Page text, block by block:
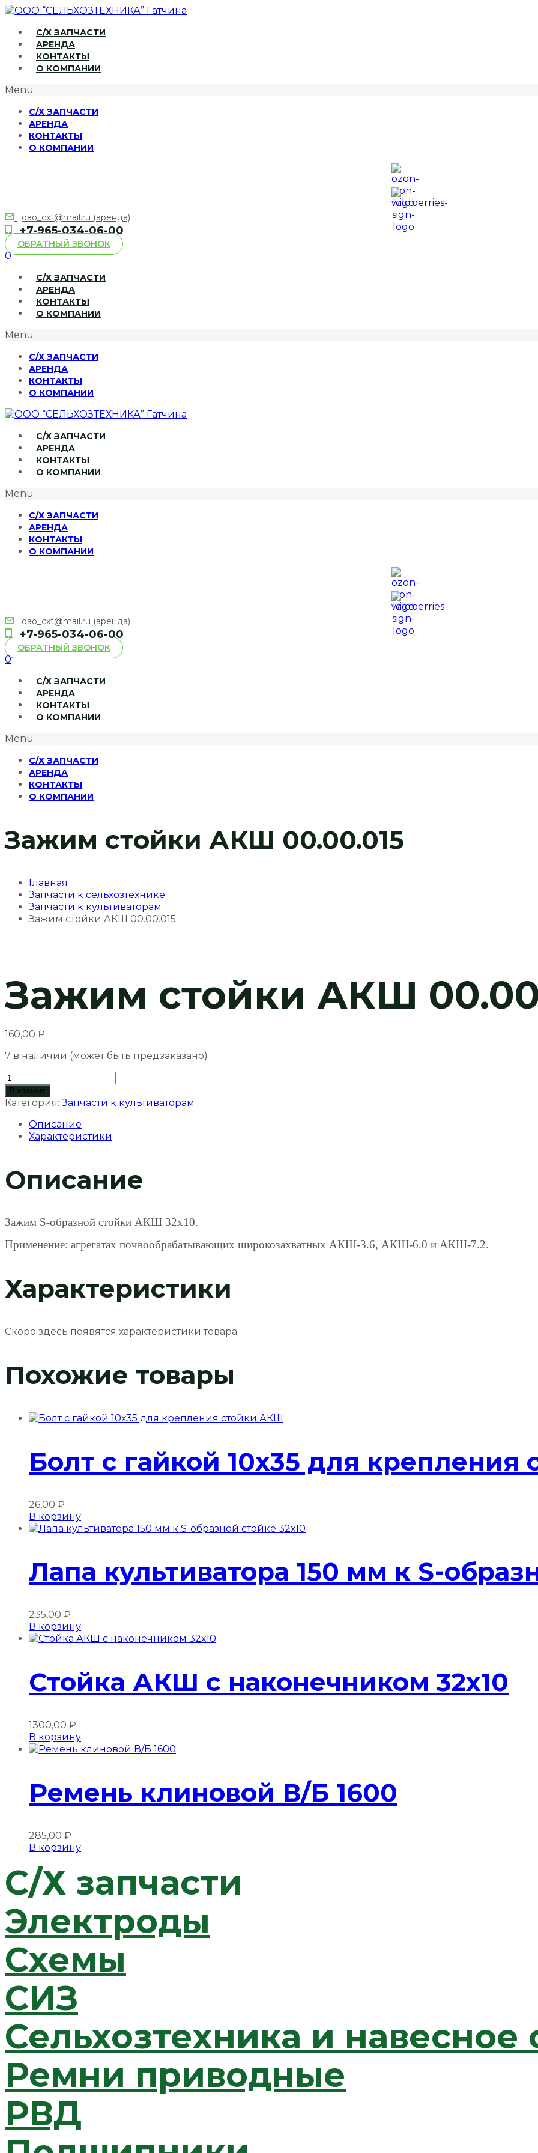
С/Х ЗАПЧАСТИ
АРЕНДА
КОНТАКТЫ
О КОМПАНИИ
Menu
С/Х ЗАПЧАСТИ
АРЕНДА
КОНТАКТЫ
О КОМПАНИИ
oao_cxt@mail.ru (аренда)
+7-965-034-06-00
ОБРАТНЫЙ ЗВОНОК
0
С/Х ЗАПЧАСТИ
АРЕНДА
КОНТАКТЫ
О КОМПАНИИ
Menu
С/Х ЗАПЧАСТИ
АРЕНДА
КОНТАКТЫ
О КОМПАНИИ
С/Х ЗАПЧАСТИ
АРЕНДА
КОНТАКТЫ
О КОМПАНИИ
Menu
С/Х ЗАПЧАСТИ
АРЕНДА
КОНТАКТЫ
О КОМПАНИИ
oao_cxt@mail.ru (аренда)
+7-965-034-06-00
ОБРАТНЫЙ ЗВОНОК
0
С/Х ЗАПЧАСТИ
АРЕНДА
КОНТАКТЫ
О КОМПАНИИ
Menu
С/Х ЗАПЧАСТИ
АРЕНДА
КОНТАКТЫ
О КОМПАНИИ
Зажим стойки АКШ 00.00.015
Главная
Запчасти к сельхозтехнике
Запчасти к культиваторам
Зажим стойки АКШ 00.00.015
Зажим стойки АКШ
160,00 ₽
7 в наличии (может быть предзаказано)
Количество
товара
Зажим
АКШ
00.00.015
В корзину
Категория:Запчасти к культиваторам
Описание
Характеристики
Описание
Зажим S-образной стойки АКШ 32х10.
Применение: агрегатах почвообрабатывающих широкозахватных АКШ-3.6, АКШ-6.0 и АКШ-7.2.
Характеристики
Скоро здесь появятся характеристики товара
Похожие товары
Болт с гайкой 10х35 для
26,00 ₽
В корзину
Лапа культиватора 150 мм к S-
235,00 ₽
В корзину
Стойка АКШ с наконечником 32х10
1300,00 ₽
В корзину
Ремень клиновой В/Б 1600
285,00 ₽
В корзину
C/Х запчасти
Электроды
Схемы
СИЗ
Сельхозтехника и
Ремни приводные
РВД